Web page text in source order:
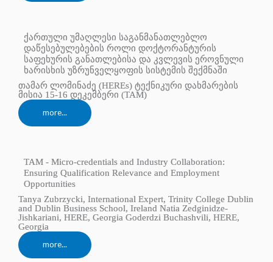
ქართული უმაღლესი საგანმანათლებლო
დაწესებულებების როლი დოქტორანტურის
საფეხურის განათლებისა და კვლევის ეროვნული
ხარისხის უზრუნველყოფის სისტემის შექმნაში
თამარ ლომინაძე (HEREs) ტექნიკური დახმარების
მისია 15-16 დეკემბერი (TAM)
more...
TAM - Micro-credentials and Industry Collaboration:
Ensuring Qualification Relevance and Employment
Opportunities
Tanya Zubrzycki, International Expert, Trinity College Dublin
and Dublin Business School, Ireland Natia Zedginidze-
Jishkariani, HERE, Georgia Goderdzi Buchashvili, HERE,
Georgia
more...